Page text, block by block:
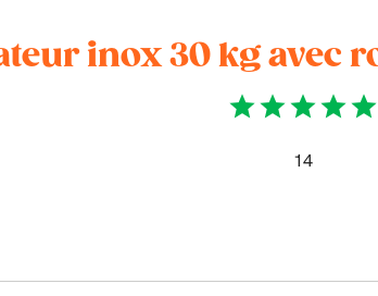
inox 30 kg avec
starstarstarstarstar
14